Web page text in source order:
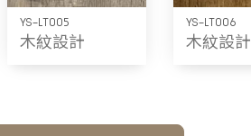
YS-LT005
木紋設計
YS-LT006
木紋設計